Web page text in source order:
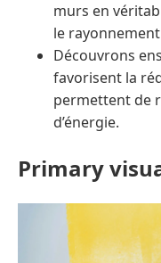
murs en
le
Découvrons
favorisent la
permettent de
d’énergie.
Primary